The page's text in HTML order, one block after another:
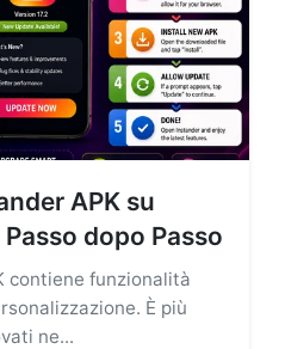
APK su
dopo Passo
contiene funzionalità
È più
ne...